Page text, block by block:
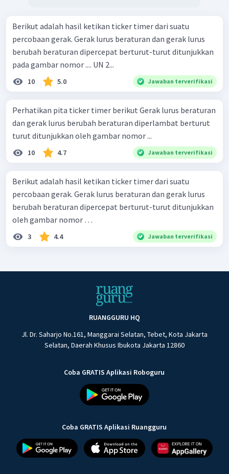
Berikut adalah hasil ketikan ticker timer dari suatu
percobaan gerak. Gerak lurus beraturan dan gerak lurus
berubah beraturan dipercepat berturut-turut ditunjukkan
pada gambar nomor .... UN 2...
10 5.0 Jawaban terverifikasi
Perhatikan pita ticker timer berikut Gerak lurus beraturan
dan gerak lurus berubah beraturan diperlambat berturut
turut ditunjukkan oleh gambar nomor ...
10 4.7 Jawaban terverifikasi
Berikut adalah hasil ketikan ticker timer dari suatu
percobaan gerak. Gerak lurus beraturan dan gerak lurus
berubah beraturan dipercepat berturut-turut ditunjukkan
oleh gambar nomor …
3 4.4 Jawaban terverifikasi
RUANGGURU HQ
Jl. Dr. Saharjo No.161, Manggarai Selatan, Tebet, Kota Jakarta
Selatan, Daerah Khusus Ibukota Jakarta 12860
Coba GRATIS Aplikasi Roboguru
Coba GRATIS Aplikasi Ruangguru